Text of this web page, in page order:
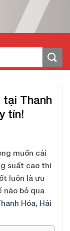
Thanh
tín!
muốn cải
suất cao thì
luôn là ưu
nào bỏ qua
Hóa, Hải